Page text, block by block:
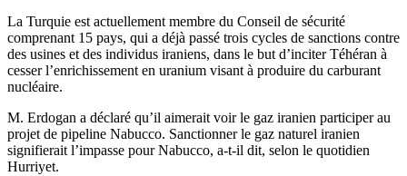
La Turquie est actuellement membre du Conseil de sécurité
comprenant 15 pays, qui a déjà passé trois cycles de sanctions contre
des usines et des individus iraniens, dans le but d’inciter Téhéran à
cesser l’enrichissement en uranium visant à produire du carburant
nucléaire.
M. Erdogan a déclaré qu’il aimerait voir le gaz iranien participer au
projet de pipeline Nabucco. Sanctionner le gaz naturel iranien
signifierait l’impasse pour Nabucco, a-t-il dit, selon le quotidien
Hurriyet.